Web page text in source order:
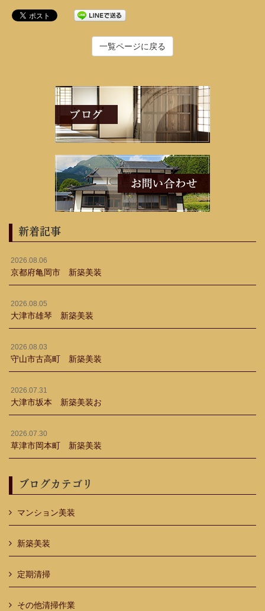
一覧ページに戻る
新着記事
2026.08.06
京都府亀岡市 新築美装
2026.08.05
大津市雄琴 新築美装
2026.08.03
守山市古高町 新築美装
2026.07.31
大津市坂本 新築美装お
2026.07.30
草津市岡本町 新築美装
ブログカテゴリ
マンション美装
新築美装
定期清掃
その他清掃作業